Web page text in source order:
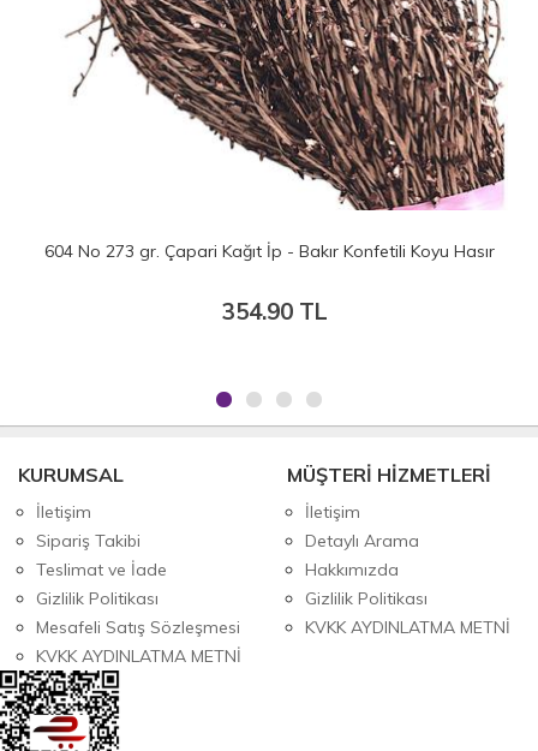
604 No 273 gr. Çapari Kağıt İp - Bakır Konfetili Koyu Hasır
354.90 TL
KURUMSAL
İletişim
Sipariş Takibi
Teslimat ve İade
Gizlilik Politikası
Mesafeli Satış Sözleşmesi
KVKK AYDINLATMA METNİ
MÜŞTERİ HİZMETLERİ
İletişim
Detaylı Arama
Hakkımızda
Gizlilik Politikası
KVKK AYDINLATMA METNİ